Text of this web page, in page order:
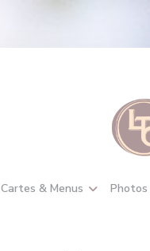
Cartes & Menus Photos